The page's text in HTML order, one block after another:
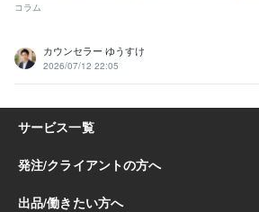
コラム
カウンセラー ゆうすけ
2026/07/12 22:05